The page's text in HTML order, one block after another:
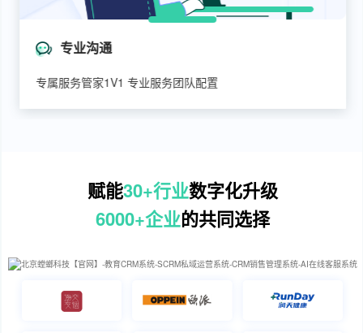
专业沟通
专属服务管家1V1 专业服务团队配置
赋能30+行业数字化升级
6000+企业的共同选择